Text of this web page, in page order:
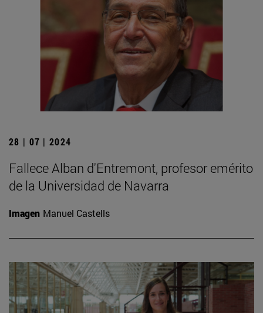
28 | 07 | 2024
Fallece Alban d'Entremont, profesor emérito
de la Universidad de Navarra
Imagen Manuel Castells